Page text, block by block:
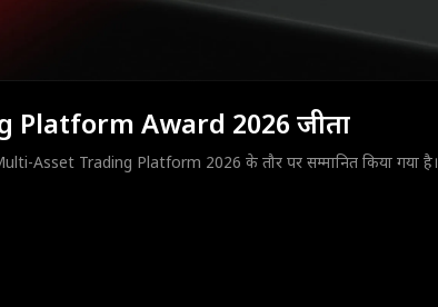
Award 2026 जीता
Asset Trading Platform 2026 के तौर पर सम्मानित किया गया है।